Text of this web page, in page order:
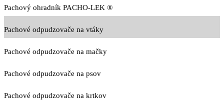
Pachový ohradník PACHO-LEK ®
Pachové odpudzovače na vtáky
Pachové odpudzovače na mačky
Pachové odpudzovače na psov
Pachové odpudzovače na krtkov